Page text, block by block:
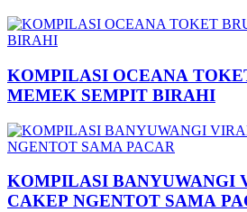
KOMPILASI OCEANA
MEMEK SEMPIT BIRAHI
KOMPILASI BANYUWANGI
CAKEP NGENTOT SAMA